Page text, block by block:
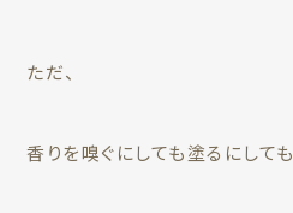
ただ、
香りを嗅ぐにしても塗るにしても